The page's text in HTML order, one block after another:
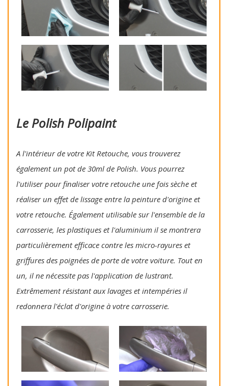
Le Polish Polipaint
A l'intérieur de votre Kit Retouche, vous trouverez
également un pot de 30ml de Polish. Vous pourrez
l'utiliser pour finaliser votre retouche une fois sèche et
réaliser un effet de lissage entre la peinture d'origine et
votre retouche. Également utilisable sur l'ensemble de la
carrosserie, les plastiques et l'aluminium il se montrera
particulièrement efficace contre les micro-rayures et
griffures des poignées de porte de votre voiture. Tout en
un, il ne nécessite pas l'application de lustrant.
Extrêmement résistant aux lavages et intempéries il
redonnera l'éclat d'origine à votre carrosserie.